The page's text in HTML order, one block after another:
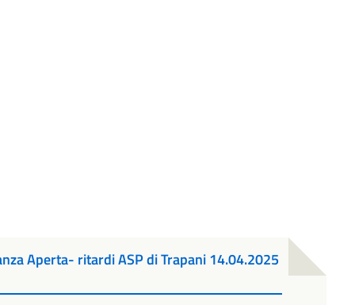
Aperta- ritardi ASP di Trapani 14.04.2025